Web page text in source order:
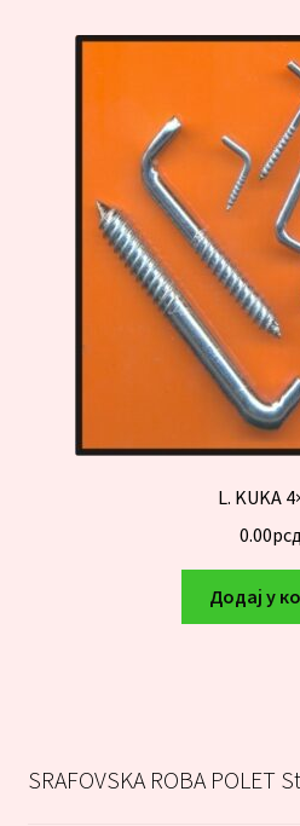
L. KUKA
0.00рсд
Додај у
SRAFOVSKA ROBA POLET